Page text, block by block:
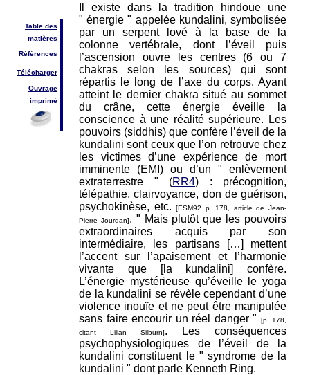
Table des
matières
Références
Télécharger
Ouvrage
imprimé
Il existe dans la tradition hindoue une
" énergie " appelée kundalini, symbolisée
par un serpent lové à la base de la
colonne vertébrale, dont l’éveil puis
l’ascension ouvre les centres (6 ou 7
chakras selon les sources) qui sont
répartis le long de l’axe du corps. Ayant
atteint le dernier chakra situé au sommet
du crâne, cette énergie éveille la
conscience à une réalité supérieure. Les
pouvoirs (siddhis) que confère l’éveil de la
kundalini sont ceux que l’on retrouve chez
les victimes d’une expérience de mort
imminente (EMI) ou d’un " enlèvement
extraterrestre " (RR4) : précognition,
télépathie, clairvoyance, don de guérison,
psychokinèse, etc.[ESM92 p. 178, article de Jean-
Pierre Jourdan]. " Mais plutôt que les pouvoirs
extraordinaires acquis par son
intermédiaire, les partisans […] mettent
l’accent sur l’apaisement et l’harmonie
vivante que [la kundalini] confère.
L’énergie mystérieuse qu’éveille le yoga
de la kundalini se révèle cependant d’une
violence inouïe et ne peut être manipulée
sans faire encourir un réel danger "
[p. 178,
citant Lilian Silburn]. Les conséquences
psychophysiologiques de l’éveil de la
kundalini constituent le " syndrome de la
kundalini " dont parle Kenneth Ring.